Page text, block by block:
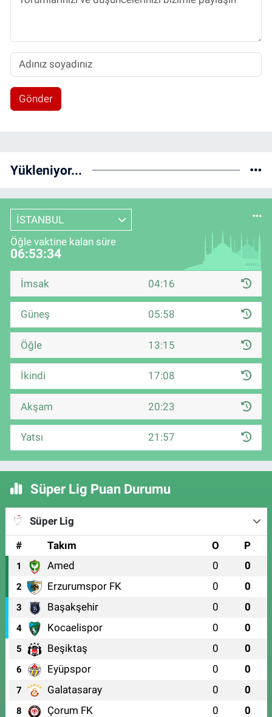
Gönder
Yükleniyor...
İSTANBUL
Öğle vaktine kalan süre
06:53:33
İmsak 04:16
Güneş 05:58
Öğle 13:15
İkindi 17:08
Akşam 20:23
Yatsı 21:57
Süper Lig Puan Durumu
Süper Lig
#
Takım O P
1 Amed 0 0
2 Erzurumspor FK 0 0
3 Başakşehir 0 0
4 Kocaelispor 0 0
5 Beşiktaş 0 0
6 Eyüpspor 0 0
7 Galatasaray 0 0
8 Çorum FK 0 0